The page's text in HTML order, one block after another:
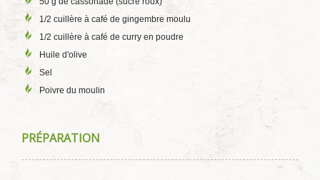
1/2 cuillère à café de gingembre moulu
1/2 cuillère à café de curry en poudre
Huile d'olive
Sel
Poivre du moulin
PRÉPARATION